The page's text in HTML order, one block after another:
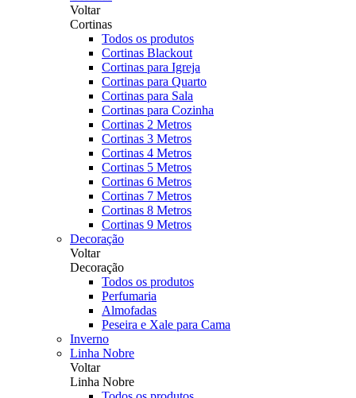
Voltar
Cortinas
Todos os produtos
Cortinas Blackout
Cortinas para Igreja
Cortinas para Quarto
Cortinas para Sala
Cortinas para Cozinha
Cortinas 2 Metros
Cortinas 3 Metros
Cortinas 4 Metros
Cortinas 5 Metros
Cortinas 6 Metros
Cortinas 7 Metros
Cortinas 8 Metros
Cortinas 9 Metros
Decoração
Voltar
Decoração
Todos os produtos
Perfumaria
Almofadas
Peseira e Xale para Cama
Inverno
Linha Nobre
Voltar
Linha Nobre